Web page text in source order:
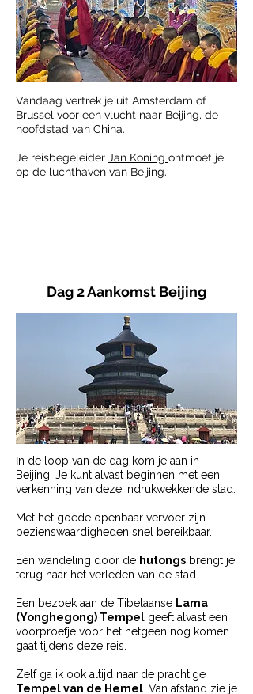
Vandaag vertrek je uit Amsterdam of
Brussel voor een vlucht naar Beijing, de
hoofdstad van China.
Je reisbegeleider Jan Koning ontmoet je
op de luchthaven van Beijing.
Dag 2 Aankomst Beijing
In de loop van de dag kom je aan in
Beijing. Je kunt alvast beginnen met een
verkenning van deze indrukwekkende stad.
Met het goede openbaar vervoer zijn
bezienswaardigheden snel bereikbaar.
Een wandeling door de hutongs brengt je
terug naar het verleden van de stad.
Een bezoek aan de Tibetaanse Lama
(Yonghegong) Tempel geeft alvast een
voorproefje voor het hetgeen nog komen
gaat tijdens deze reis.
Zelf ga ik ook altijd naar de prachtige
Tempel van de Hemel . Van afstand zie je